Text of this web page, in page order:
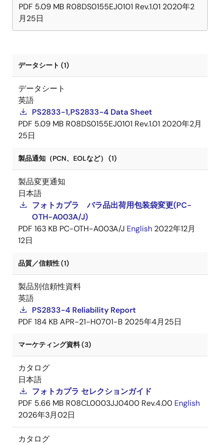
PDF 5.09 MB R08DS0155EJ0101 Rev.1.01 2020年2
月25日
データシート (1)
データシート
英語
PS2833-1,PS2833-4 Data Sheet
PDF 5.09 MB R08DS0155EJ0101 Rev.1.01 2020年2月
25日
製品通知（PCN、EOLなど） (1)
製品変更通知
日本語
フォトカプラ バラ品出荷用包装袋変更(PC-
OTH-A003A/J)
PDF 163 KB PC-OTH-A003A/J English 2022年12月
12日
品質／信頼性 (1)
製品別信頼性資料
英語
PS2833-4 Reliability Report
PDF 184 KB APR-21-H0701-B 2025年4月25日
マーケティング資料 (3)
カタログ
日本語
フォトカプラ セレクションガイド
PDF 5.66 MB R08CL0003JJ0400 Rev.4.00 English
2026年3月02日
カタログ